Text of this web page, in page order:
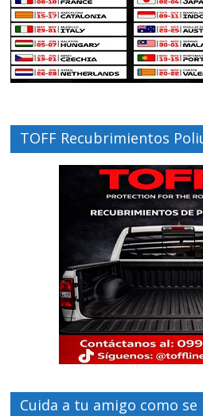
TOFF Recubrimientos
Cuida a tu amigo como se